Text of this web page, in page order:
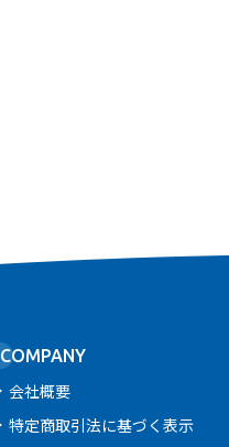
COMPANY
会社概要
特定商取引法に基づく表示